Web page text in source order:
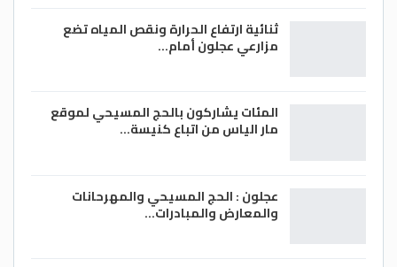
ثنائية ارتفاع الحرارة ونقص المياه تضع
مزارعي عجلون أمام…
المئات يشاركون بالحج المسيحي لموقع
مار الياس من اتباع كنيسة…
عجلون : الحج المسيحي والمهرحانات
والمعارض والمبادرات…